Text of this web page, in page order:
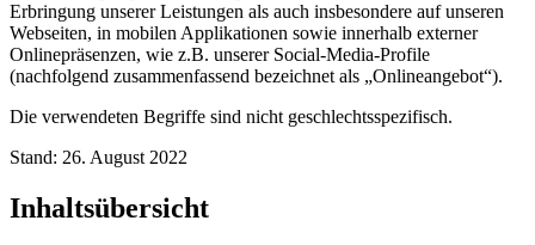
Erbringung unserer Leistungen als auch insbesondere auf unseren
Webseiten, in mobilen Applikationen sowie innerhalb externer
Onlinepräsenzen, wie z.B. unserer Social-Media-Profile
(nachfolgend zusammenfassend bezeichnet als „Onlineangebot“).
Die verwendeten Begriffe sind nicht geschlechtsspezifisch.
Stand: 26. August 2022
Inhaltsübersicht